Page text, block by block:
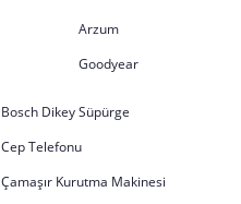
Arzum
Goodyear
Bosch Dikey Süpürge
Cep Telefonu
Çamaşır Kurutma Makinesi